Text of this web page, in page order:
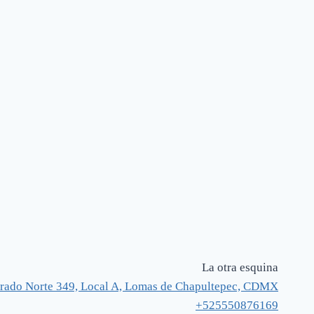
La otra esquina
Norte 349, Local A, Lomas de Chapultepec, CDMX
+525550876169